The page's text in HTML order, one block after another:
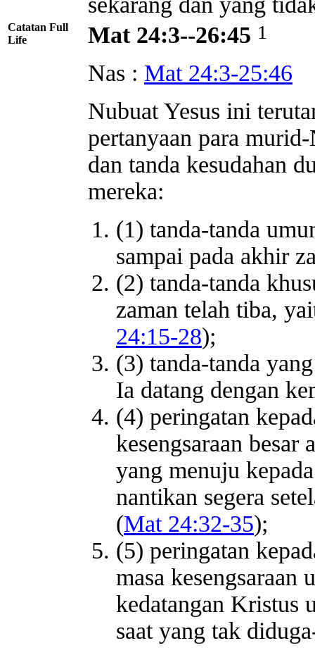
Catatan Full
Life
Mat 24:3--26:45 1
Nas : Mat 24:3-25:46
Nubuat Yesus ini
pertanyaan para
dan tanda kesudahan
mereka:
(1) tanda-tanda
sampai pada akhir
(2) tanda-tanda
zaman telah tiba,
24:15-28);
(3) tanda-tanda
Ia datang dengan
(4) peringatan
kesengsaraan besar
yang menuju
nantikan segera
(Mat 24:32-35);
(5) peringatan
masa kesengsaraan
kedatangan Kristus
saat yang tak